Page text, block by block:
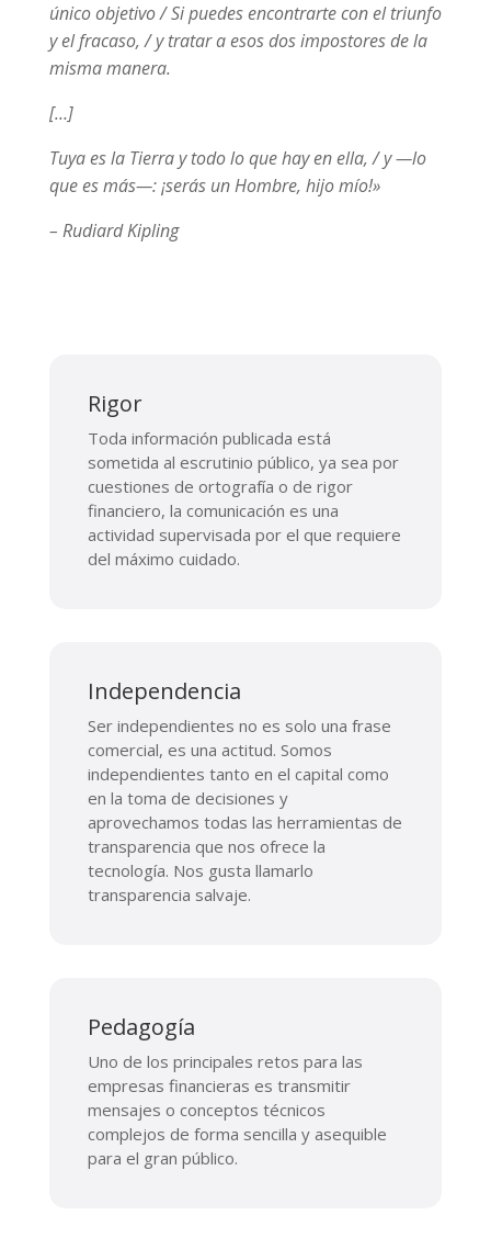
único objetivo /Si puedes encontrarte con el triunfo
y el fracaso, /y tratar a esos dos impostores de la
misma manera.
[…]
Tuya es la Tierra y todo lo que hay en ella, / y —lo
que es más—: ¡serás un Hombre, hijo mío!»
– Rudiard Kipling
Rigor
Toda información publicada está
sometida al escrutinio público, ya sea por
cuestiones de ortografía o de rigor
financiero, la comunicación es una
actividad supervisada por el que requiere
del máximo cuidado.
Independencia
Ser independientes no es solo una frase
comercial, es una actitud. Somos
independientes tanto en el capital como
en la toma de decisiones y
aprovechamos todas las herramientas de
transparencia que nos ofrece la
tecnología. Nos gusta llamarlo
transparencia salvaje.
Pedagogía
Uno de los principales retos para las
empresas financieras es transmitir
mensajes o conceptos técnicos
complejos de forma sencilla y asequible
para el gran público.